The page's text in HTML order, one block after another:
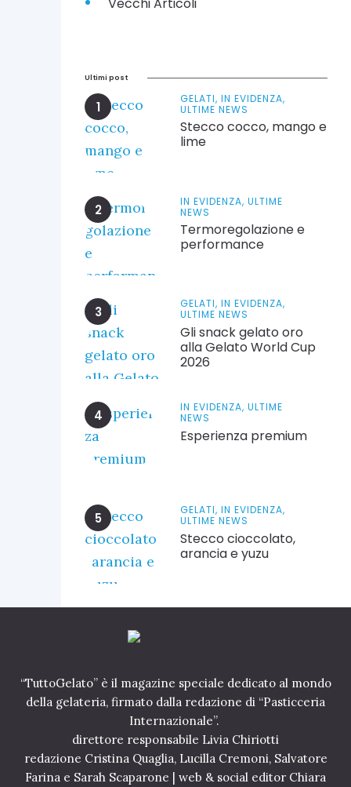
Ultimi post
GELATI, IN EVIDENZA,
ULTIME NEWS
Stecco cocco, mango e
lime
IN EVIDENZA, ULTIME
NEWS
Termoregolazione e
performance
GELATI, IN EVIDENZA,
ULTIME NEWS
Gli snack gelato oro
alla Gelato World Cup
2026
IN EVIDENZA, ULTIME
NEWS
Esperienza premium
GELATI, IN EVIDENZA,
ULTIME NEWS
Stecco cioccolato,
arancia e yuzu
“TuttoGelato” è il magazine speciale dedicato al mondo
della gelateria, firmato dalla redazione di “Pasticceria
Internazionale”.
direttore responsabile Livia Chiriotti
redazione Cristina Quaglia, Lucilla Cremoni, Salvatore
Farina e Sarah Scaparone | web & social editor Chiara